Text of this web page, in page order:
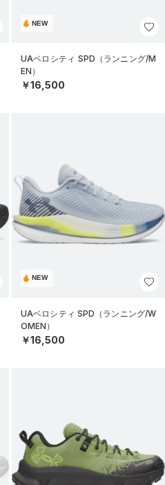
NEW
UAベロシティ SPD（ランニング/M
EN）
￥16,500
NEW
UAベロシティ SPD（ランニング/W
OMEN）
￥16,500